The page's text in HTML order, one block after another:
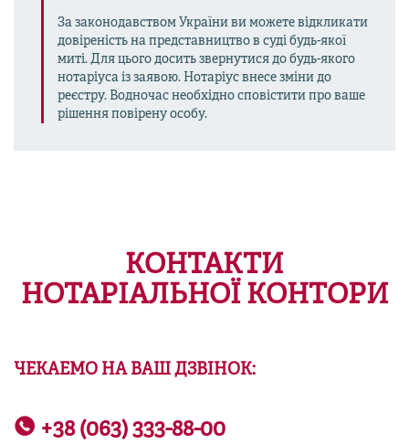
За законодавством України ви можете відкликати
довіреність на представництво в суді будь-якої
миті. Для цього досить звернутися до будь-якого
нотаріуса із заявою. Нотаріус внесе зміни до
реєстру. Водночас необхідно сповістити про ваше
рішення повірену особу.
КОНТАКТИ
НОТАРІАЛЬНОЇ КОНТОРИ
ЧЕКАЕМО НА ВАШ ДЗВІНОК:
+38 (063) 333-88-00